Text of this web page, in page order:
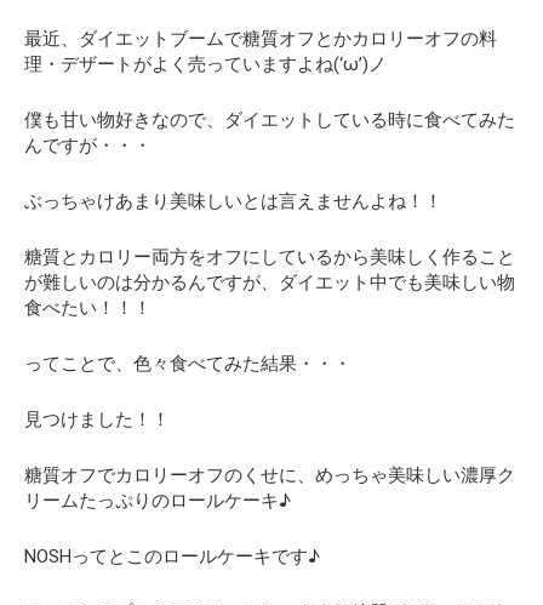
最近、ダイエットブームで糖質オフとかカロリーオフの料
理・デザートがよく売っていますよね(‘ω’)ノ
僕も甘い物好きなので、ダイエットしている時に食べてみた
んですが・・・
ぶっちゃけあまり美味しいとは言えませんよね！！
糖質とカロリー両方をオフにしているから美味しく作ること
が難しいのは分かるんですが、
ダイエット中でも美味しい物
食べたい！！！
ってことで、色々食べてみた結果・・・
見つけました！！
糖質オフでカロリーオフのくせに、めっちゃ美味しい濃厚ク
リームたっぷりのロールケーキ♪
NOSHってとこのロールケーキです♪